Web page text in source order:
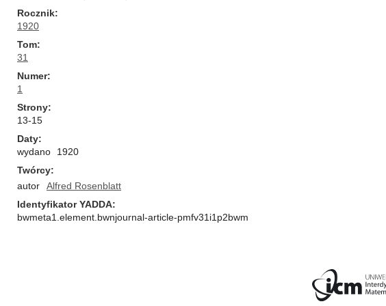
Rocznik
1920
Tom
31
Numer
1
Strony
13-15
Daty
wydano
1920
Twórcy
autor
Alfred Rosenblatt
Identyfikator YADDA
bwmeta1.element.bwnjournal-article-pmfv31i1p2bwm